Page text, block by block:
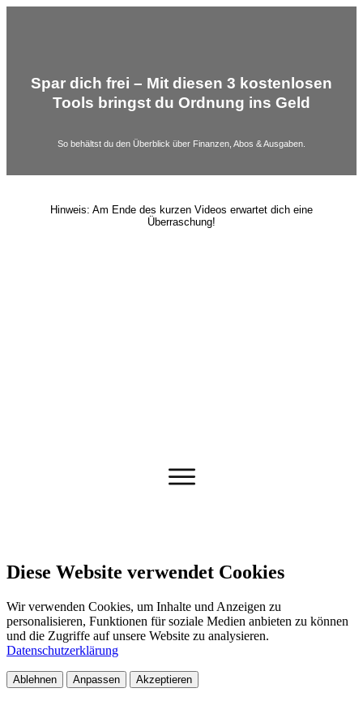
Spar dich frei – Mit diesen 3 kostenlosen
Tools bringst du Ordnung ins Geld
So behältst du den Überblick über Finanzen, Abos & Ausgaben.
Hinweis: Am Ende des kurzen Videos erwartet dich eine
Überraschung!
Diese Website verwendet Cookies
Wir verwenden Cookies, um Inhalte und Anzeigen zu
personalisieren, Funktionen für soziale Medien anbieten zu können
und die Zugriffe auf unsere Website zu analysieren.
Datenschutzerklärung
Ablehnen Anpassen Akzeptieren